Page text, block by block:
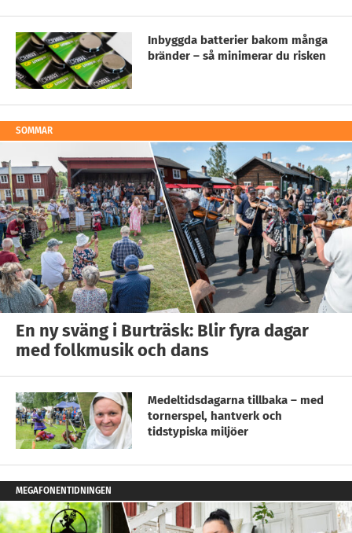
Inbyggda batterier bakom många
bränder – så minimerar du risken
SOMMAR
En ny sväng i Burträsk: Blir fyra dagar
med folkmusik och dans
Medeltidsdagarna tillbaka – med
tornerspel, hantverk och
tidstypiska miljöer
MEGAFONENTIDNINGEN